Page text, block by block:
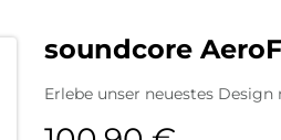
soundcore
Erlebe unser neuestes